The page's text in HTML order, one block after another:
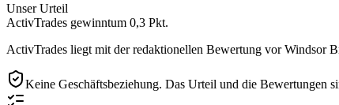
Unser Urteil
ActivTrades gewinntum 0,3 Pkt.
ActivTrades liegt mit der redaktionellen Bewertung vor Windsor
Keine Geschäftsbeziehung. Das Urteil und die Bewertungen